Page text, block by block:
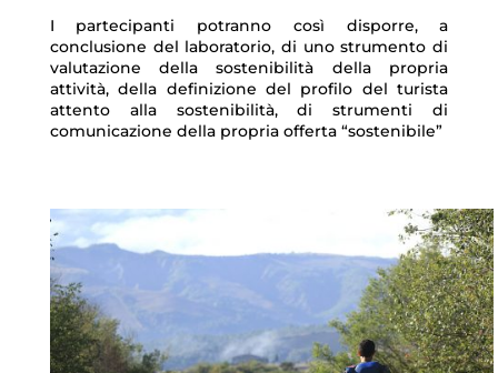
I partecipanti potranno così disporre, a
conclusione del laboratorio, di uno strumento di
valutazione della sostenibilità della propria
attività, della definizione del profilo del turista
attento alla sostenibilità, di strumenti di
comunicazione della propria offerta “sostenibile”